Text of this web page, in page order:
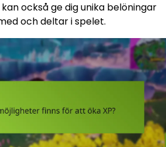
också ge dig unika belöningar
och deltar i spelet.